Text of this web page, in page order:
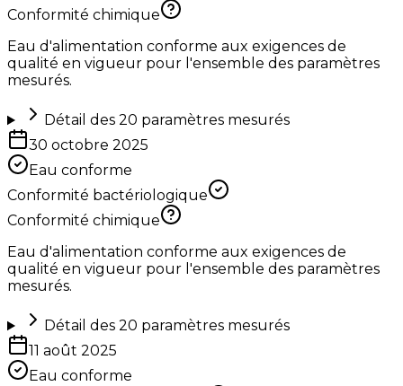
Conformité chimique
Eau d'alimentation conforme aux exigences de
qualité en vigueur pour l'ensemble des paramètres
mesurés.
Détail des 20 paramètres mesurés
30 octobre 2025
Eau conforme
Conformité bactériologique
Conformité chimique
Eau d'alimentation conforme aux exigences de
qualité en vigueur pour l'ensemble des paramètres
mesurés.
Détail des 20 paramètres mesurés
11 août 2025
Eau conforme